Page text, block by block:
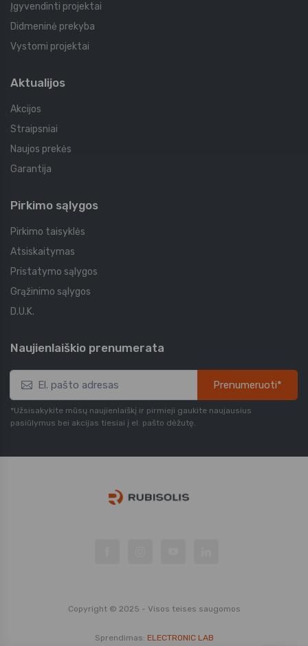
Įgyvendinti projektai
Didmeninė prekyba
Vystomi projektai
Aktualijos
Akcijos
Straipsniai
Naujos prekės
Garantija
Pirkimo sąlygos
Pirkimo taisyklės
Atsiskaitymas
Pristatymo sąlygos
Grąžinimo sąlygos
D.U.K.
Naujienlaiškio prenumerata
Prenumeruoti*
*Užsisakykite mūsų naujienlaiškį ir pirmieji gaukite naujausius
pasiūlymus bei akcijas tiesiai į el. pašto dėžutę.
Copyright © 2025 - Visos teises saugomos
Sprendimas: ELECTRONIC LAB